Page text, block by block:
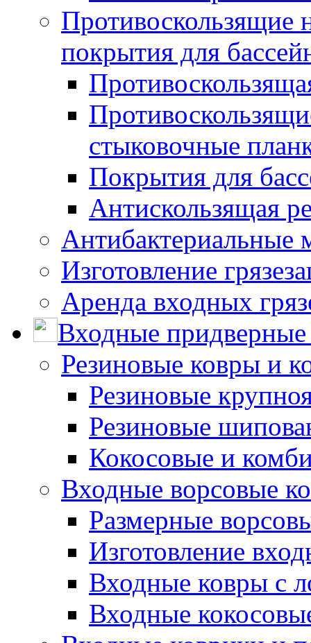
Противоскользящие
покрытия для
стыковочные
Покрытия для
Антискользящая
Антибактериальные
Изготовление
Аренда входных
Входные
Резиновые ковры и
Резиновые
Резиновые
Кокосовые и
Входные ворсовые
Размерные
Изготовление
Входные ковры с
Входные